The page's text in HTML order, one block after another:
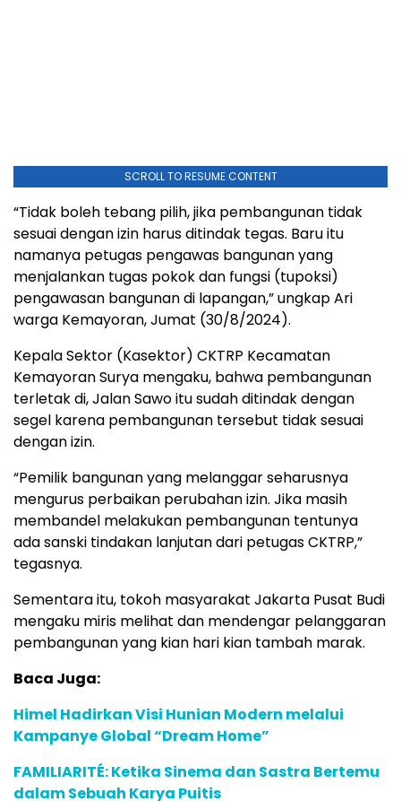
SCROLL TO RESUME CONTENT
“Tidak boleh tebang pilih, jika pembangunan tidak
sesuai dengan izin harus ditindak tegas. Baru itu
namanya petugas pengawas bangunan yang
menjalankan tugas pokok dan fungsi (tupoksi)
pengawasan bangunan di lapangan,” ungkap Ari
warga Kemayoran, Jumat (30/8/2024).
Kepala Sektor (Kasektor) CKTRP Kecamatan
Kemayoran Surya mengaku, bahwa pembangunan
terletak di, Jalan Sawo itu sudah ditindak dengan
segel karena pembangunan tersebut tidak sesuai
dengan izin.
“Pemilik bangunan yang melanggar seharusnya
mengurus perbaikan perubahan izin. Jika masih
membandel melakukan pembangunan tentunya
ada sanski tindakan lanjutan dari petugas CKTRP,”
tegasnya.
Sementara itu, tokoh masyarakat Jakarta Pusat Budi
mengaku miris melihat dan mendengar pelanggaran
pembangunan yang kian hari kian tambah marak.
Baca Juga:
Himel Hadirkan Visi Hunian Modern melalui
Kampanye Global “Dream Home”
FAMILIARITÉ: Ketika Sinema dan Sastra Bertemu
dalam Sebuah Karya Puitis